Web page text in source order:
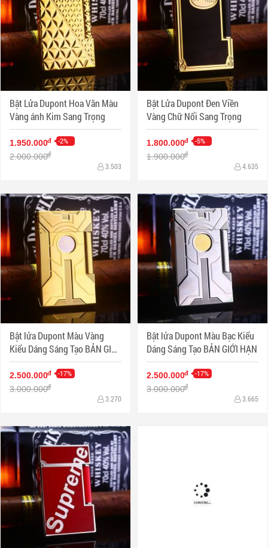
Bật Lửa Dupont Hoa Văn Màu
Vàng ánh Kim Sang Trọng
1.950.000đ -2%
2.000.000đ
3.503
Bật Lửa Dupont Đen Viền
Vàng Chữ Nổi Sang Trọng
1.800.000đ -5%
1.900.000đ
4.635
Bật lửa Dupont Màu Vàng
Kiểu Dáng Sáng Tạo BẢN GIỚI
HẠN
2.500.000đ -17%
3.000.000đ
3.270
Bật lửa Dupont Màu Bạc Kiểu
Dáng Sáng Tạo BẢN GIỚI HẠN
2.500.000đ -17%
3.000.000đ
3.665